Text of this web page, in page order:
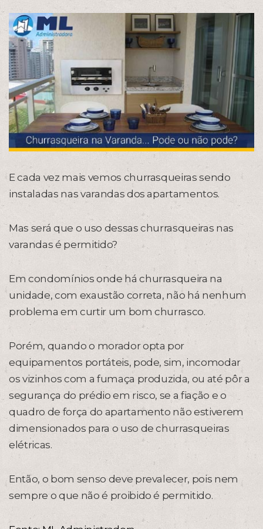
E cada vez mais vemos churrasqueiras sendo
instaladas nas varandas dos apartamentos.
Mas será que o uso dessas churrasqueiras nas
varandas é permitido?
Em condomínios onde há churrasqueira na
unidade, com exaustão correta, não há nenhum
problema em curtir um bom churrasco.
Porém, quando o morador opta por
equipamentos portáteis, pode, sim, incomodar
os vizinhos com a fumaça produzida, ou até pôr a
segurança do prédio em risco, se a fiação e o
quadro de força do apartamento não estiverem
dimensionados para o uso de churrasqueiras
elétricas.
Então, o bom senso deve prevalecer, pois nem
sempre o que não é proibido é permitido.